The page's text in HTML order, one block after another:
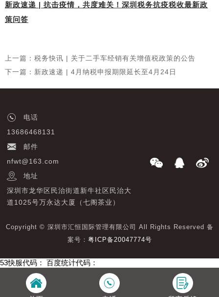
新政速递 | 抗击疫情，共度难关！深圳税务抗疫税收最新政
策问答
上一篇：税务快讯 | 关于二手车经销有关增值税政策的公告
下一篇：新政速递 | 4月纳税申报期限延长至4月24日
电话
13686468131
邮件
nfwt@163.com
地址
深圳市龙华区民治街道新牛社区民治大
道1025号万永达大厦（七阁茶业）
Copyright © 深圳市汇恒国际管理有限公司 All Rights Reserved 备
案号： 粤ICP备20047774号
53快服代码： 百度统计代码：